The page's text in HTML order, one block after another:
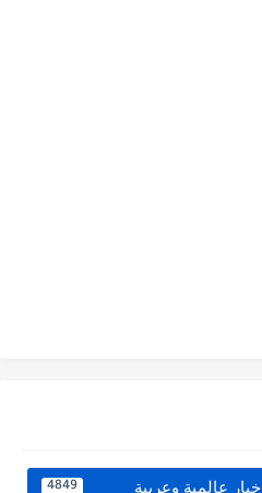
اخبار عالمية وعربية 4849